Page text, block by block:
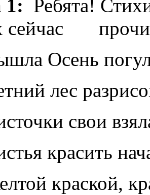
1: Ребята!
сейчас
Осень
лес
свои
красить
краской,